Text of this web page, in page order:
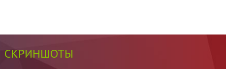
СКРИНШОТЫ